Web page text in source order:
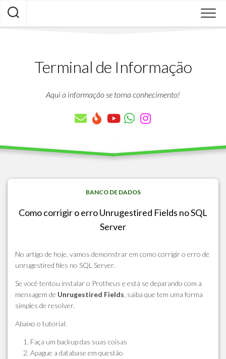
Skip
content
Terminal de Informação
Aqui a informação se torna conhecimento!
BANCO DE DADOS
Como corrigir o erro Unrugestired Fields no SQL
Server
No artigo de hoje, vamos demonstrar em como corrigir o erro de
unrugestired files no SQL Server.
Se você tentou instalar o Protheus e está se deparando com a
mensagem de Unrugestired Fields , saiba que tem uma forma
simples de resolver.
Abaixo o tutorial:
Faça um backup das suas coisas
Apague a database em questão